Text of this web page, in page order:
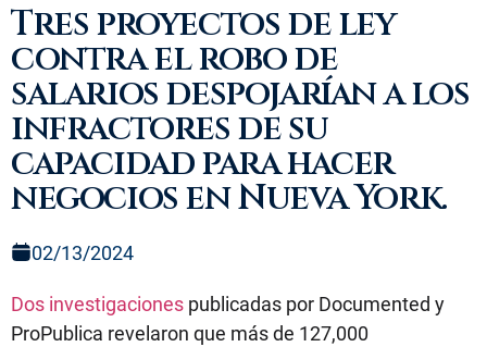
Tres proyectos de ley
contra el robo de
salarios despojarían a los
infractores de su
capacidad para hacer
negocios en Nueva York.
02/13/2024
Dos investigaciones publicadas por Documented y
ProPublica revelaron que más de 127,000